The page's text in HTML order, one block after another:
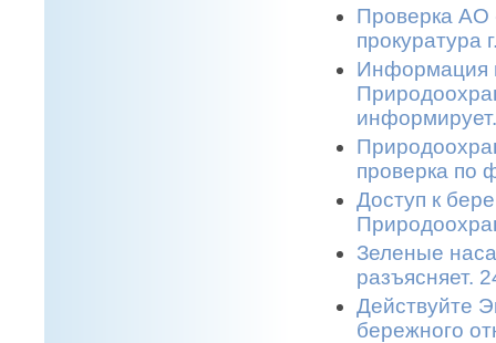
Проверка АО
прокуратура
Информация
проверка по
Доступ к
Зеленые
разъясняет.
Действуйте
бережного